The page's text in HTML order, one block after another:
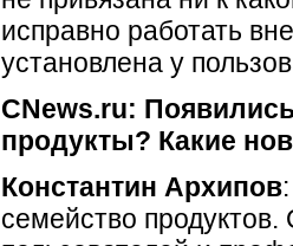
исправно работать
установлена у
CNews.ru:
продукты? Какие
Константин Архипов
семейство